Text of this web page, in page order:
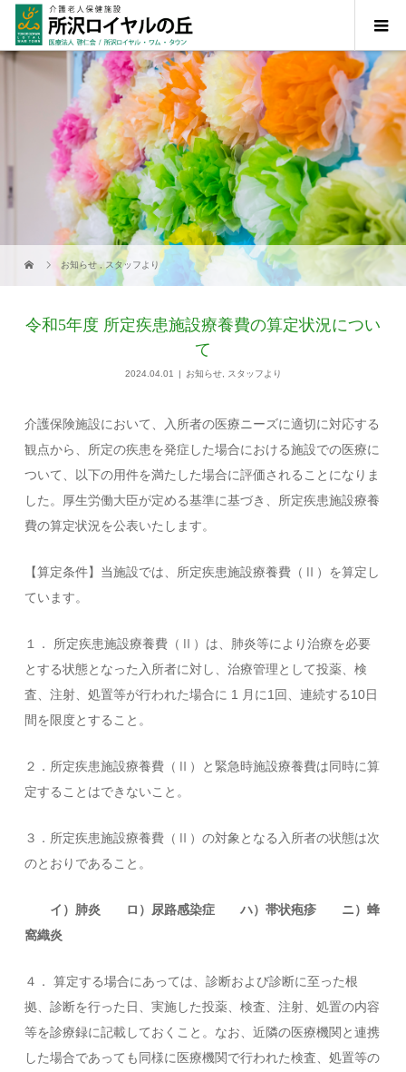
お知らせ ,スタッフより
令和5年度 所定疾患施設療養費の算定状況につい
て
2024.04.01 お知らせ, スタッフより
介護保険施設において、入所者の医療ニーズに適切に対応する
観点から、所定の疾患を発症した場合における施設での医療に
ついて、以下の用件を満たした場合に評価されることになりま
した。厚生労働大臣が定める基準に基づき、所定疾患施設療養
費の算定状況を公表いたします。
【算定条件】当施設では、所定疾患施設療養費（Ⅱ）を算定し
ています。
１． 所定疾患施設療養費（Ⅱ）は、肺炎等により治療を必要
とする状態となった入所者に対し、治療管理として投薬、検
査、注射、処置等が行われた場合に 1 月に1回、連続する10日
間を限度とすること。
２．所定疾患施設療養費（Ⅱ）と緊急時施設療養費は同時に算
定することはできないこと。
３．所定疾患施設療養費（Ⅱ）の対象となる入所者の状態は次
のとおりであること。
イ）肺炎 ロ）尿路感染症 ハ）帯状疱疹 ニ）蜂
窩織炎
４． 算定する場合にあっては、診断および診断に至った根
拠、診断を行った日、実施した投薬、検査、注射、処置の内容
等を診療録に記載しておくこと。なお、近隣の医療機関と連携
した場合であっても同様に医療機関で行われた検査、処置等の